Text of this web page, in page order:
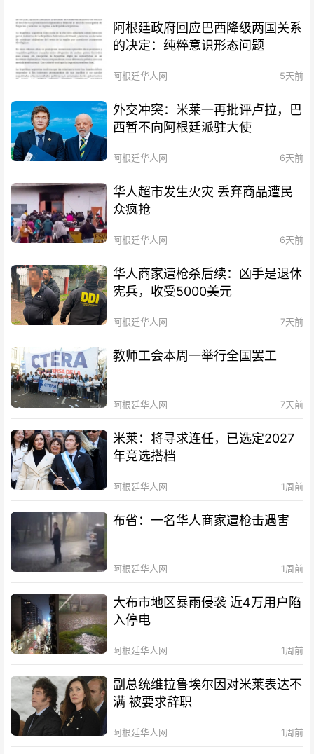
阿根廷政府回应巴西降级两国关系
的决定：纯粹意识形态问题
阿根廷华人网 5天前
外交冲突：米莱一再批评卢拉，巴
西暂不向阿根廷派驻大使
阿根廷华人网 6天前
华人超市发生火灾 丢弃商品遭民
众疯抢
阿根廷华人网 6天前
华人商家遭枪杀后续：凶手是退休
宪兵，收受5000美元
阿根廷华人网 7天前
教师工会本周一举行全国罢工
阿根廷华人网 7天前
米莱：将寻求连任，已选定2027
年竞选搭档
阿根廷华人网 1周前
布省：一名华人商家遭枪击遇害
阿根廷华人网 1周前
大布市地区暴雨侵袭 近4万用户陷
入停电
阿根廷华人网 1周前
副总统维拉鲁埃尔因对米莱表达不
满 被要求辞职
阿根廷华人网 1周前